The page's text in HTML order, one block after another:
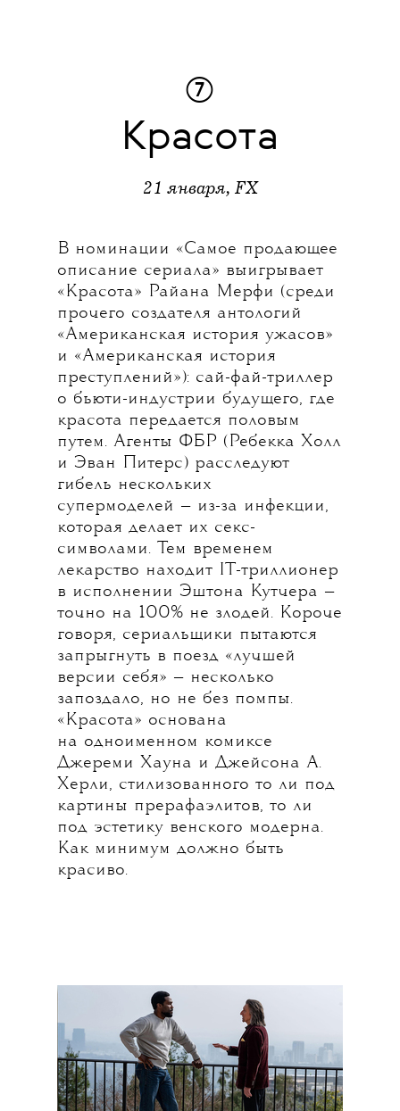
⑦
Красота
21 января, FX
В номинации «Самое продающее
описание сериала» выигрывает
«Красота» Райана Мерфи (среди
прочего создателя антологий
«Американская история ужасов»
и «Американская история
преступлений»): сай-фай-триллер
о бьюти-индустрии будущего, где
красота передается половым
путем. Агенты ФБР (Ребекка Холл
и Эван Питерс) расследуют
гибель нескольких
супермоделей — из-за инфекции,
которая делает их секс-
символами. Тем временем
лекарство находит IT-триллионер
в исполнении Эштона Кутчера —
точно на 100% не злодей. Короче
говоря, сериальщики пытаются
запрыгнуть в поезд «лучшей
версии себя» — несколько
запоздало, но не без помпы.
«Красота» основана
на одноименном комиксе
Джереми Хауна и Джейсона А.
Херли, стилизованного то ли под
картины прерафаэлитов, то ли
под эстетику венского модерна.
Как минимум должно быть
красиво.